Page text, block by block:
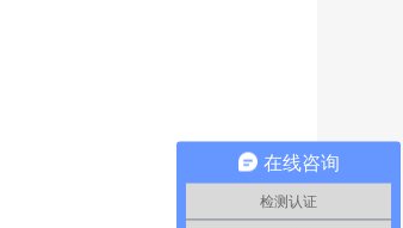
在线咨询
检测认证